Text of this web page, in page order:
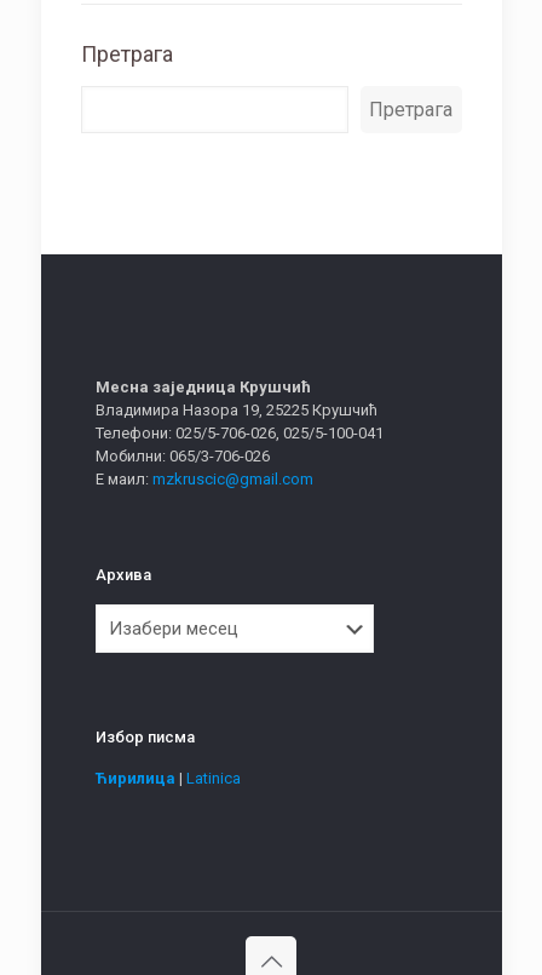
Претрага
Претрага
Месна заједница Крушчић
Владимира Назора 19, 25225 Крушчић
Телефони: 025/5-706-026, 025/5-100-041
Мобилни: 065/3-706-026
Е маил: mzkruscic@gmail.com
Архива
Избор писма
Ћирилица | Latinica